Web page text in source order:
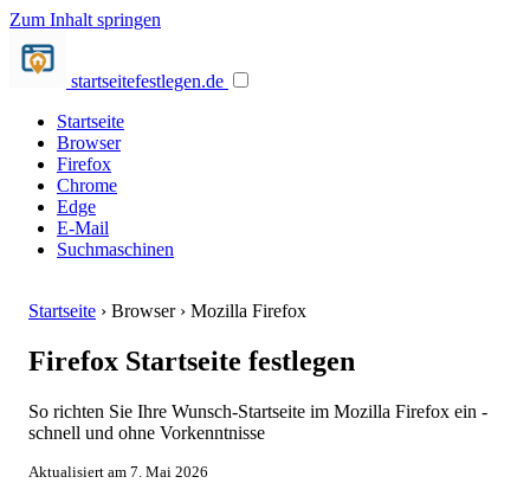
Zum Inhalt springen
startseitefestlegen.de
Startseite
Browser
Firefox
Chrome
Edge
E-Mail
Suchmaschinen
Startseite › Browser › Mozilla Firefox
Firefox Startseite festlegen
So richten Sie Ihre Wunsch-Startseite im Mozilla Firefox ein -
schnell und ohne Vorkenntnisse
Aktualisiert am 7. Mai 2026